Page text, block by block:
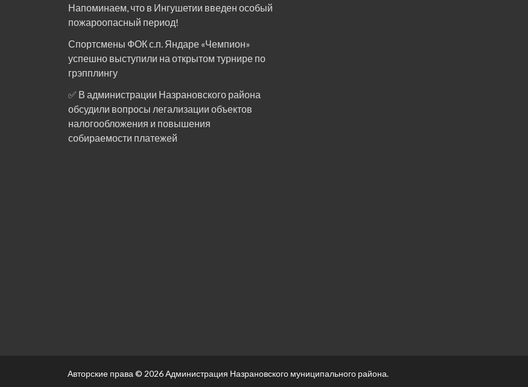
Напоминаем, что в Ингушетии введен особый
пожароопасный период!⁣⁣⠀
Спортсмены ФОК с.п. Яндаре «Чемпион»
успешно выступили на открытом турнире по
грэпплингу
✅ В администрации Назрановского района
обсудили вопросы легализации объектов
налогообложения и повышения
собираемости платежей
Авторские права © 2026Администрация Назрановского муниципального района.